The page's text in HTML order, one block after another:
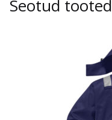
Seotud tooted